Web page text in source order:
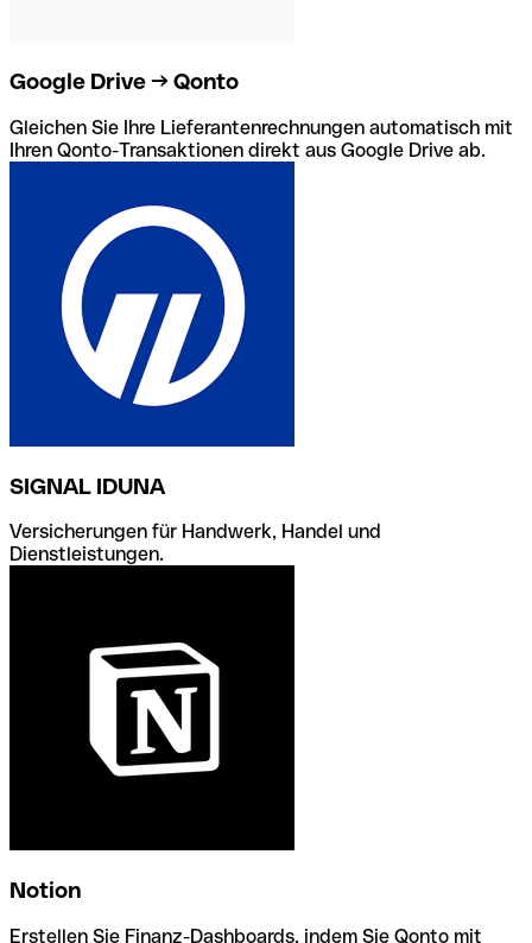
Google Drive → Qonto
Gleichen Sie Ihre Lieferantenrechnungen automatisch mit
Ihren Qonto-Transaktionen direkt aus Google Drive ab.
SIGNAL IDUNA
Versicherungen für Handwerk, Handel und
Dienstleistungen.
Notion
Erstellen Sie Finanz-Dashboards, indem Sie Qonto mit